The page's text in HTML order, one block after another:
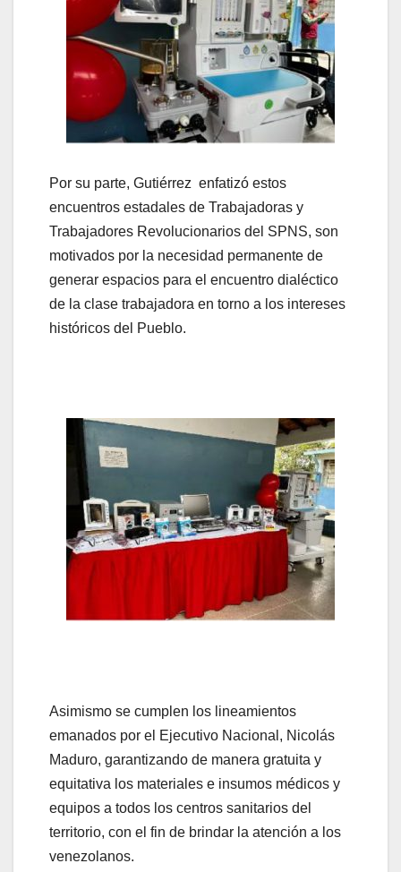
Por su parte, Gutiérrez enfatizó estos
encuentros estadales de Trabajadoras y
Trabajadores Revolucionarios del SPNS, son
motivados por la necesidad permanente de
generar espacios para el encuentro dialéctico
de la clase trabajadora en torno a los intereses
históricos del Pueblo.
Asimismo se cumplen los lineamientos
emanados por el Ejecutivo Nacional, Nicolás
Maduro, garantizando de manera gratuita y
equitativa los materiales e insumos médicos y
equipos a todos los centros sanitarios del
territorio, con el fin de brindar la atención a los
venezolanos.